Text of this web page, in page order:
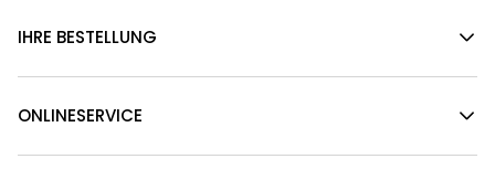
IHRE BESTELLUNG
ONLINESERVICE